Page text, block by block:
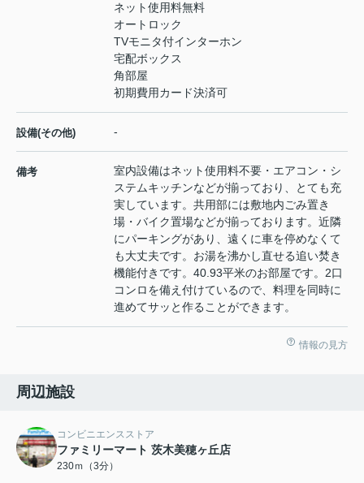
ネット使用料無料
オートロック
TVモニタ付インターホン
宅配ボックス
角部屋
初期費用カード決済可
設備(その他) -
備考
室内設備はネット使用料不要・エアコン・シ
ステムキッチンなどが揃っており、とても充
実しています。共用部には敷地内ごみ置き
場・バイク置場などが揃っております。近隣
にパーキングがあり、遠くに車を停めなくて
も大丈夫です。お湯を沸かし直せる追い焚き
機能付きです。40.93平米のお部屋です。2口
コンロを備え付けているので、料理を同時に
進めてサッと作ることができます。
情報の見方
周辺施設
コンビニエンスストア
ファミリーマート 茨木美穂ヶ丘店
230ｍ（3分）